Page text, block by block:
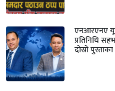
एनआरएनए
प्रतिनिधि
दोस्रो